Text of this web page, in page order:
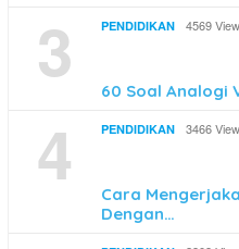
3 PENDIDIKAN 4569
60 Soal Analogi
4 PENDIDIKAN 3466
Cara
Dengan…